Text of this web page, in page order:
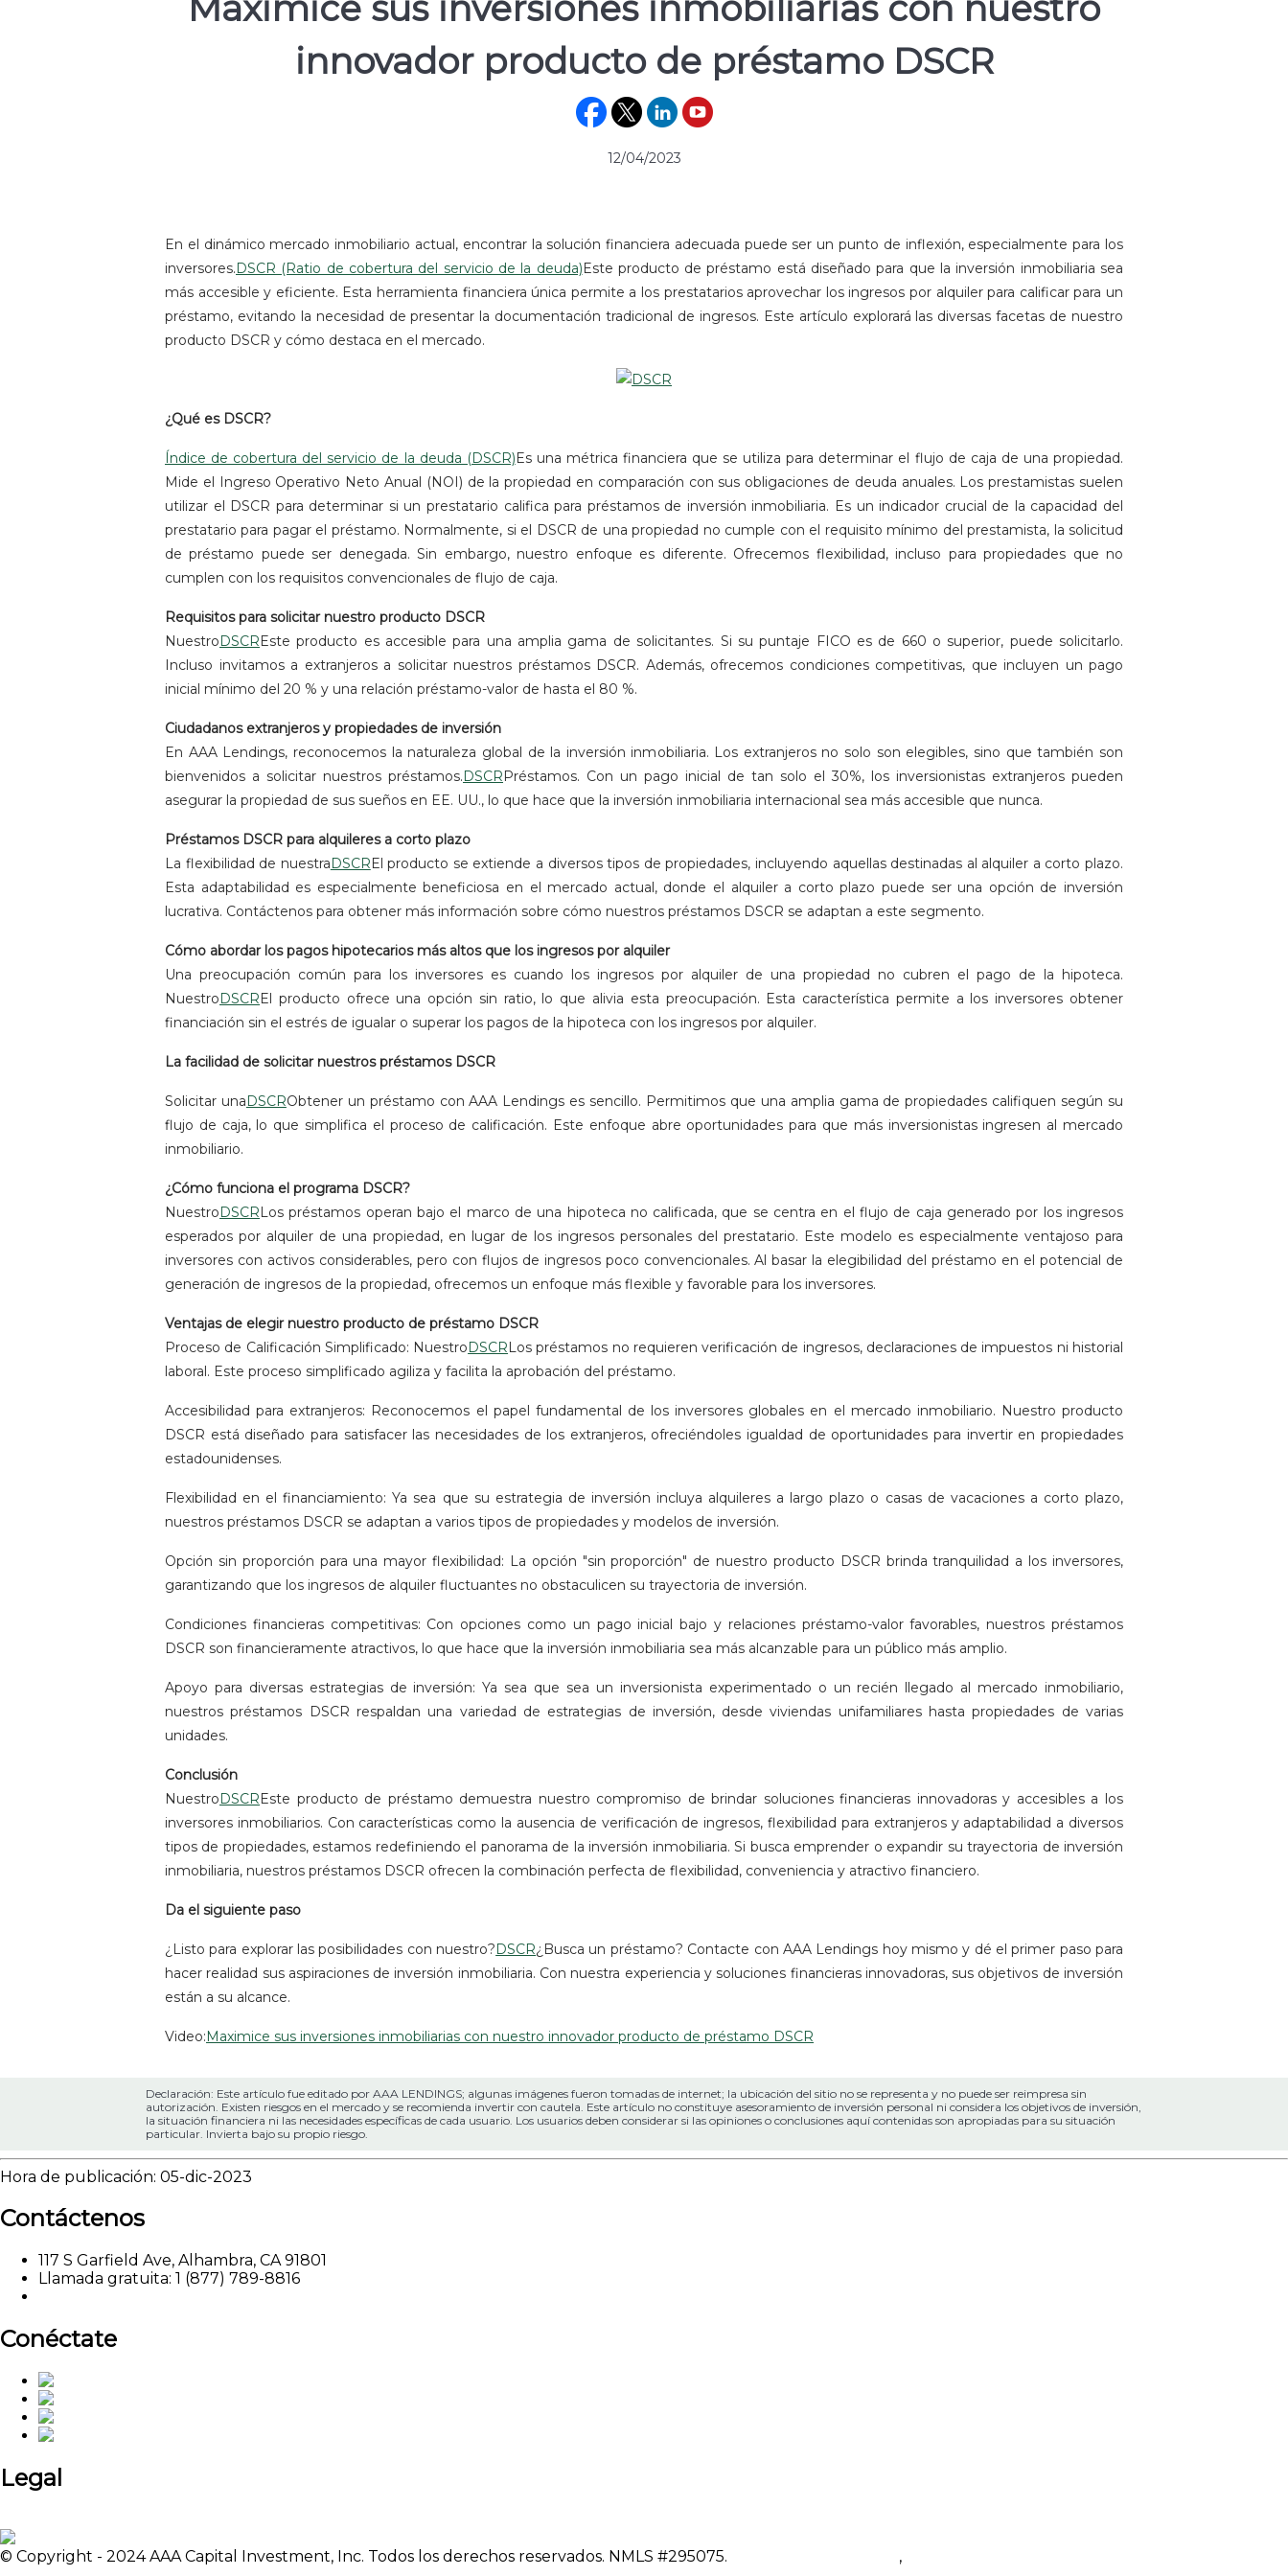
innovador producto de préstamo DSCR
12/04/2023
En el dinámico mercado inmobiliario actual, encontrar la solución financiera adecuada puede ser un punto de inflexión, especialmente para los
inversores.DSCR (Ratio de cobertura del servicio de la deuda)Este producto de préstamo está diseñado para que la inversión inmobiliaria sea
más accesible y eficiente. Esta herramienta financiera única permite a los prestatarios aprovechar los ingresos por alquiler para calificar para un
préstamo, evitando la necesidad de presentar la documentación tradicional de ingresos. Este artículo explorará las diversas facetas de nuestro
producto DSCR y cómo destaca en el mercado.
¿Qué es DSCR?
Índice de cobertura del servicio de la deuda (DSCR)Es una métrica financiera que se utiliza para determinar el flujo de caja de una propiedad.
Mide el Ingreso Operativo Neto Anual (NOI) de la propiedad en comparación con sus obligaciones de deuda anuales. Los prestamistas suelen
utilizar el DSCR para determinar si un prestatario califica para préstamos de inversión inmobiliaria. Es un indicador crucial de la capacidad del
prestatario para pagar el préstamo. Normalmente, si el DSCR de una propiedad no cumple con el requisito mínimo del prestamista, la solicitud
de préstamo puede ser denegada. Sin embargo, nuestro enfoque es diferente. Ofrecemos flexibilidad, incluso para propiedades que no
cumplen con los requisitos convencionales de flujo de caja.
Requisitos para solicitar nuestro producto DSCR
NuestroDSCREste producto es accesible para una amplia gama de solicitantes. Si su puntaje FICO es de 660 o superior, puede solicitarlo.
Incluso invitamos a extranjeros a solicitar nuestros préstamos DSCR. Además, ofrecemos condiciones competitivas, que incluyen un pago
inicial mínimo del 20 % y una relación préstamo-valor de hasta el 80 %.
Ciudadanos extranjeros y propiedades de inversión
En AAA Lendings, reconocemos la naturaleza global de la inversión inmobiliaria. Los extranjeros no solo son elegibles, sino que también son
bienvenidos a solicitar nuestros préstamos.DSCRPréstamos. Con un pago inicial de tan solo el 30%, los inversionistas extranjeros pueden
asegurar la propiedad de sus sueños en EE. UU., lo que hace que la inversión inmobiliaria internacional sea más accesible que nunca.
Préstamos DSCR para alquileres a corto plazo
La flexibilidad de nuestraDSCREl producto se extiende a diversos tipos de propiedades, incluyendo aquellas destinadas al alquiler a corto plazo.
Esta adaptabilidad es especialmente beneficiosa en el mercado actual, donde el alquiler a corto plazo puede ser una opción de inversión
lucrativa. Contáctenos para obtener más información sobre cómo nuestros préstamos DSCR se adaptan a este segmento.
Cómo abordar los pagos hipotecarios más altos que los ingresos por alquiler
Una preocupación común para los inversores es cuando los ingresos por alquiler de una propiedad no cubren el pago de la hipoteca.
NuestroDSCREl producto ofrece una opción sin ratio, lo que alivia esta preocupación. Esta característica permite a los inversores obtener
financiación sin el estrés de igualar o superar los pagos de la hipoteca con los ingresos por alquiler.
La facilidad de solicitar nuestros préstamos DSCR
Solicitar unaDSCRObtener un préstamo con AAA Lendings es sencillo. Permitimos que una amplia gama de propiedades califiquen según su
flujo de caja, lo que simplifica el proceso de calificación. Este enfoque abre oportunidades para que más inversionistas ingresen al mercado
inmobiliario.
¿Cómo funciona el programa DSCR?
NuestroDSCRLos préstamos operan bajo el marco de una hipoteca no calificada, que se centra en el flujo de caja generado por los ingresos
esperados por alquiler de una propiedad, en lugar de los ingresos personales del prestatario. Este modelo es especialmente ventajoso para
inversores con activos considerables, pero con flujos de ingresos poco convencionales. Al basar la elegibilidad del préstamo en el potencial de
generación de ingresos de la propiedad, ofrecemos un enfoque más flexible y favorable para los inversores.
Ventajas de elegir nuestro producto de préstamo DSCR
Proceso de Calificación Simplificado: NuestroDSCRLos préstamos no requieren verificación de ingresos, declaraciones de impuestos ni historial
laboral. Este proceso simplificado agiliza y facilita la aprobación del préstamo.
Accesibilidad para extranjeros: Reconocemos el papel fundamental de los inversores globales en el mercado inmobiliario. Nuestro producto
DSCR está diseñado para satisfacer las necesidades de los extranjeros, ofreciéndoles igualdad de oportunidades para invertir en propiedades
estadounidenses.
Flexibilidad en el financiamiento: Ya sea que su estrategia de inversión incluya alquileres a largo plazo o casas de vacaciones a corto plazo,
nuestros préstamos DSCR se adaptan a varios tipos de propiedades y modelos de inversión.
Opción sin proporción para una mayor flexibilidad: La opción "sin proporción" de nuestro producto DSCR brinda tranquilidad a los inversores,
garantizando que los ingresos de alquiler fluctuantes no obstaculicen su trayectoria de inversión.
Condiciones financieras competitivas: Con opciones como un pago inicial bajo y relaciones préstamo-valor favorables, nuestros préstamos
DSCR son financieramente atractivos, lo que hace que la inversión inmobiliaria sea más alcanzable para un público más amplio.
Apoyo para diversas estrategias de inversión: Ya sea que sea un inversionista experimentado o un recién llegado al mercado inmobiliario,
nuestros préstamos DSCR respaldan una variedad de estrategias de inversión, desde viviendas unifamiliares hasta propiedades de varias
unidades.
Conclusión
NuestroDSCREste producto de préstamo demuestra nuestro compromiso de brindar soluciones financieras innovadoras y accesibles a los
inversores inmobiliarios. Con características como la ausencia de verificación de ingresos, flexibilidad para extranjeros y adaptabilidad a diversos
tipos de propiedades, estamos redefiniendo el panorama de la inversión inmobiliaria. Si busca emprender o expandir su trayectoria de inversión
inmobiliaria, nuestros préstamos DSCR ofrecen la combinación perfecta de flexibilidad, conveniencia y atractivo financiero.
Da el siguiente paso
¿Listo para explorar las posibilidades con nuestro?DSCR¿Busca un préstamo? Contacte con AAA Lendings hoy mismo y dé el primer paso para
hacer realidad sus aspiraciones de inversión inmobiliaria. Con nuestra experiencia y soluciones financieras innovadoras, sus objetivos de inversión
están a su alcance.
Video:Maximice sus inversiones inmobiliarias con nuestro innovador producto de préstamo DSCR
Declaración: Este artículo fue editado por AAA LENDINGS; algunas imágenes fueron tomadas de internet; la ubicación del sitio no se representa y no puede ser reimpresa sin
autorización. Existen riesgos en el mercado y se recomienda invertir con cautela. Este artículo no constituye asesoramiento de inversión personal ni considera los objetivos de inversión,
la situación financiera ni las necesidades específicas de cada usuario. Los usuarios deben considerar si las opiniones o conclusiones aquí contenidas son apropiadas para su situación
particular. Invierta bajo su propio riesgo.
Hora de publicación: 05-dic-2023
Contáctenos
117 S Garfield Ave, Alhambra, CA 91801
Llamada gratuita: 1 (877) 789-8816
Conéctate
Legal
© Copyright - 2024 AAA Capital Investment, Inc. Todos los derechos reservados. NMLS #295075.
,